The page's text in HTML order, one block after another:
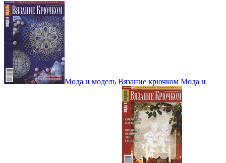
Мода и модель Вязание крючком Мода и